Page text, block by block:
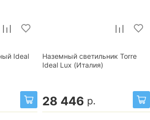
Ideal
Наземный светильник Torre
Ideal Lux (Италия)
28 446 р.